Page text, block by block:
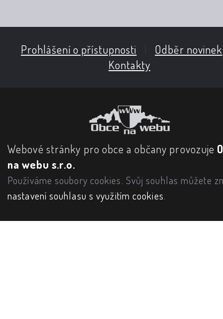
Prohlášení o přístupnosti Odběr novinek
Kontakty
Webové stránky pro obce a občany provozuje
na webu s.r.o.
Používáme soubory cookies. Svůj souhlas můžete
nastavení souhlasu s využitím cookies.